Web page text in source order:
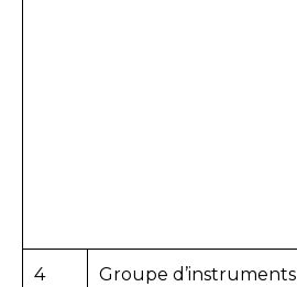
4 Groupe d’instruments